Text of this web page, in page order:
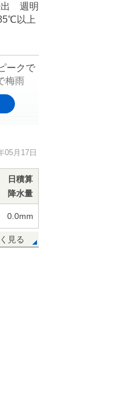
出 週明
以上
ークで
梅雨
真夏日
をとり
05月17日
日積算
降水量
0.0mm
見る